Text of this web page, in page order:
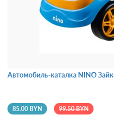
Автомобиль-каталка NINO
85.00 BYN 99.50 BYN